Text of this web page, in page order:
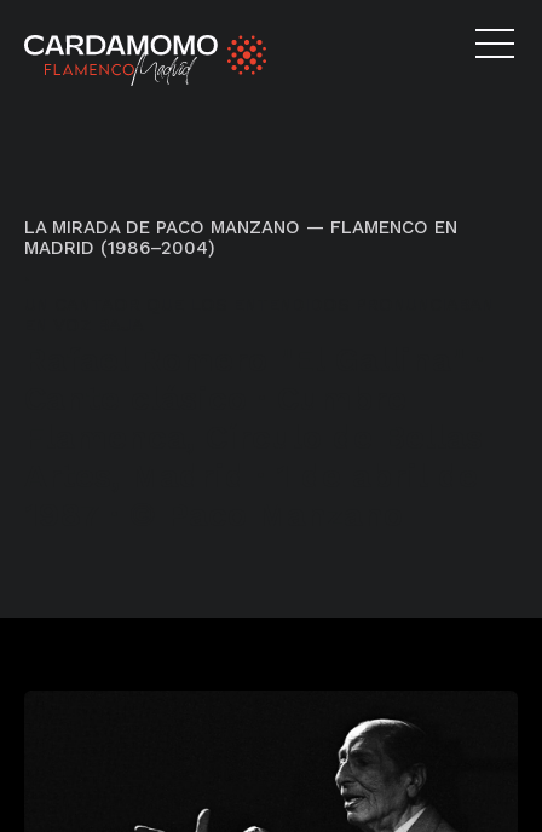
LA MIRADA DE PACO MANZANO — FLAMENCO EN
MADRID (1986–2004)